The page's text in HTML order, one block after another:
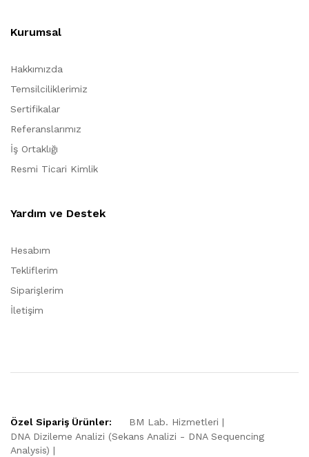
Kurumsal
Hakkımızda
Temsilciliklerimiz
Sertifikalar
Referanslarımız
İş Ortaklığı
Resmi Ticari Kimlik
Yardım ve Destek
Hesabım
Tekliflerim
Siparişlerim
İletişim
Özel Sipariş Ürünler:
BM Lab. Hizmetleri
DNA Dizileme Analizi (Sekans Analizi - DNA Sequencing
Analysis)